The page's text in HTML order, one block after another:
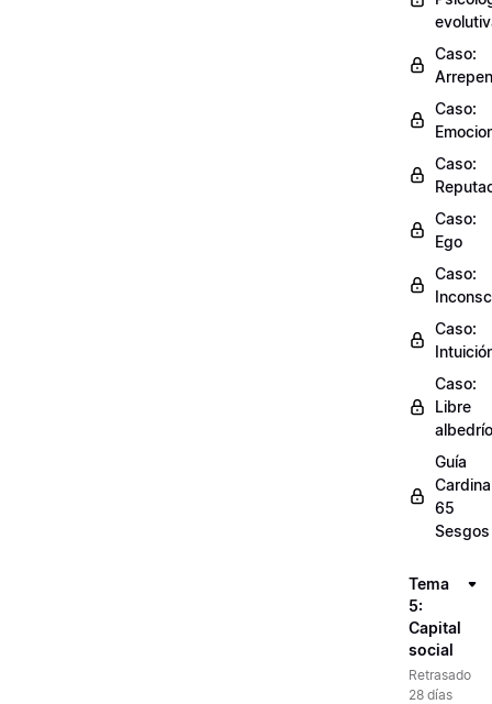
Caso:
Caso:
Caso:
Caso:
Ego
Caso:
Caso:
Caso:
Libre
albedrío
Guía
65
Sesgos
Tema
5:
Capital
social
Retrasado
28 días